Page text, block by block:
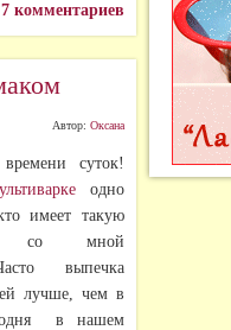
7 комментариев
Автор: Оксана
суток!
одно
имеет такую
со мной
выпечка
лучше, чем в
в нашем